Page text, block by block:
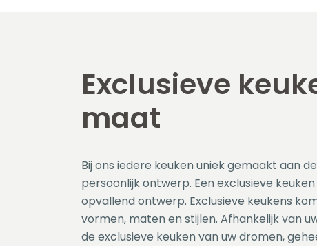
Exclusieve
maat
Bij ons iedere keuken uniek gemaakt aan
persoonlijk ontwerp. Een exclusieve
opvallend ontwerp. Exclusieve keukens
vormen, maten en stijlen. Afhankelijk van
de exclusieve keuken van uw dromen,